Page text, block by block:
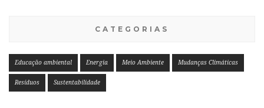
CATEGORIAS
Educação ambiental Energia Meio Ambiente Mudanças Climáticas
Resíduos Sustentabilidade